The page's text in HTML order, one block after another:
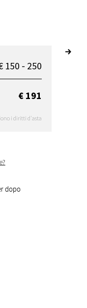
150 - 250
€ 191
i diritti d'asta
dopo